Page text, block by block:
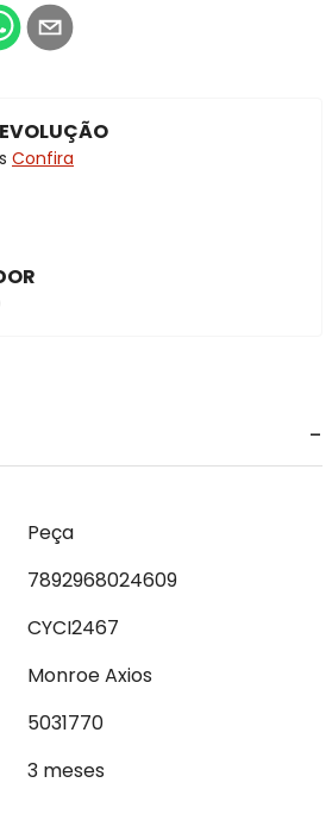
Confira
Peça
7892968024609
CYCI2467
Monroe Axios
5031770
3 meses